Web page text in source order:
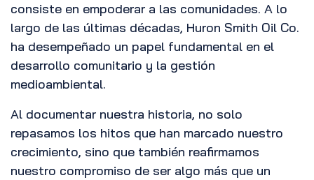
consiste en empoderar a las comunidades. A lo
largo de las últimas décadas, Huron Smith Oil Co.
ha desempeñado un papel fundamental en el
desarrollo comunitario y la gestión
medioambiental.
Al documentar nuestra historia, no solo
repasamos los hitos que han marcado nuestro
crecimiento, sino que también reafirmamos
nuestro compromiso de ser algo más que un